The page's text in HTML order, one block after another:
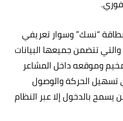
“نسك” وسوار تعريفي
تتضمن جميعها البيانات
وموقعه داخل المشاعر
الحركة والوصول
يسمح بالدخول إلا عبر النظام